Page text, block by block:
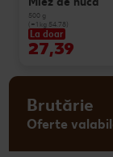
500 g
(=1 kg 54.78)
La doar
27,39
Brutărie
Oferte